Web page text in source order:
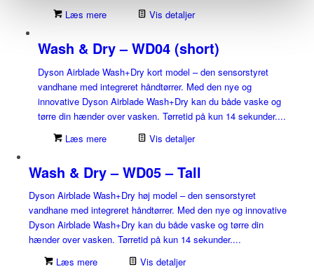
Læs mere
Vis detaljer
Wash & Dry – WD04 (short)
Dyson Airblade Wash+Dry kort model – den sensorstyret
vandhane med integreret håndtørrer. Med den nye og
innovative Dyson Airblade Wash+Dry kan du både vaske og
tørre din hænder over vasken. Tørretid på kun 14 sekunder....
Læs mere
Vis detaljer
Wash & Dry – WD05 – Tall
Dyson Airblade Wash+Dry høj model – den sensorstyret
vandhane med integreret håndtørrer. Med den nye og innovative
Dyson Airblade Wash+Dry kan du både vaske og tørre din
hænder over vasken. Tørretid på kun 14 sekunder....
Læs mere
Vis detaljer